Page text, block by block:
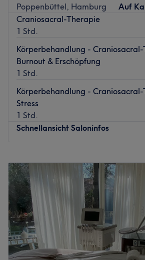
Poppenbüttel, Hamburg
Auf
Craniosacral-Therapie
1 Std.
Körperbehandlung -
Burnout & Erschöpfung
1 Std.
Körperbehandlung -
Stress
1 Std.
Schnellansicht Saloninfos
Dienstag
Mittwoch
Donnerstag
Freitag
Samstag
Sonntag
Dein erster Termin in meiner Praxis?